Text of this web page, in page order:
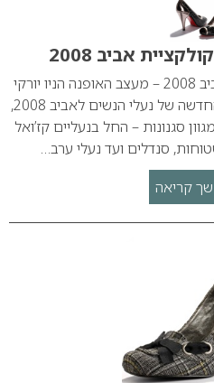
אביב 2008
קנת’ קול מציג את קולקציית אביב 2008 – מעצב האופנה הניו יורקי
קנת’ קול, מציג את הקולקצייה החדשה של נעלי הנשים לאביב 2008,
סגנונות – החל בנעליים קז’ואל
סנדלים ועד נעלי ערב…
קריאה